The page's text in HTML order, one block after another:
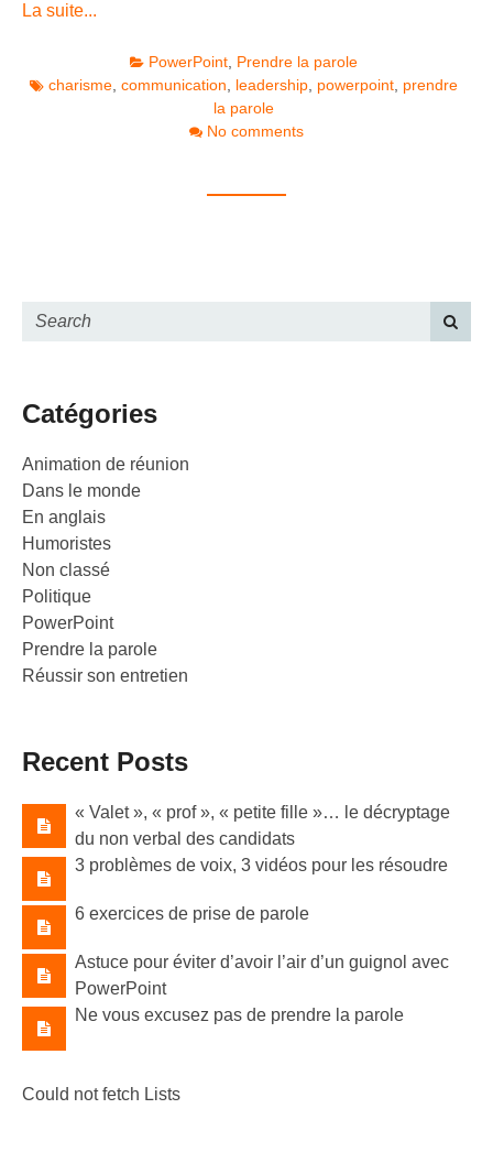
La suite...
PowerPoint Prendre la parole
charisme communication leadership powerpoint prendre
la parole
No comments
Catégories
Animation de réunion
Dans le monde
En anglais
Humoristes
Non classé
Politique
PowerPoint
Prendre la parole
Réussir son entretien
Recent Posts
« Valet »​, « prof »​, « petite fille »​… le décryptage
du non verbal des candidats
3 problèmes de voix, 3 vidéos pour les résoudre
6 exercices de prise de parole
Astuce pour éviter d’avoir l’air d’un guignol avec
PowerPoint
Ne vous excusez pas de prendre la parole
Could not fetch Lists